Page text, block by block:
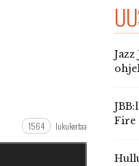
1564 lukukertaa
Fire